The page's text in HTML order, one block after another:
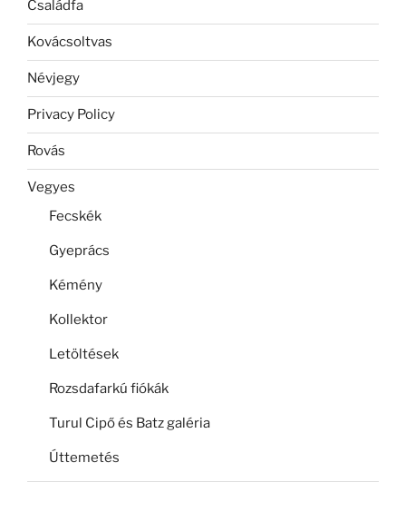
Családfa
Kovácsoltvas
Névjegy
Privacy Policy
Rovás
Vegyes
Fecskék
Gyeprács
Kémény
Kollektor
Letöltések
Rozsdafarkú fiókák
Turul Cipő és Batz galéria
Úttemetés